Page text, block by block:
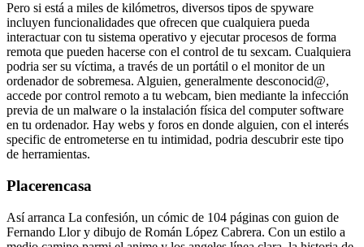
Pero si está a miles de kilómetros, diversos tipos de spyware
incluyen funcionalidades que ofrecen que cualquiera pueda
interactuar con tu sistema operativo y ejecutar procesos de forma
remota que pueden hacerse con el control de tu sexcam. Cualquiera
podria ser su víctima, a través de un portátil o el monitor de un
ordenador de sobremesa. Alguien, generalmente desconocid@,
accede por control remoto a tu webcam, bien mediante la infección
previa de un malware o la instalación física del computer software
en tu ordenador. Hay webs y foros en donde alguien, con el interés
specific de entrometerse en tu intimidad, podria descubrir este tipo
de herramientas.
Placerencasa
Así arranca La confesión, un cómic de 104 páginas con guion de
Fernando Llor y dibujo de Román López Cabrera. Con un estilo a